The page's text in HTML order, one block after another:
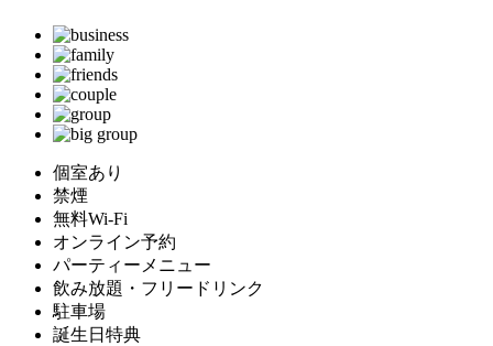
個室あり
禁煙
無料Wi-Fi
オンライン予約
パーティーメニュー
飲み放題・フリードリンク
駐車場
誕生日特典